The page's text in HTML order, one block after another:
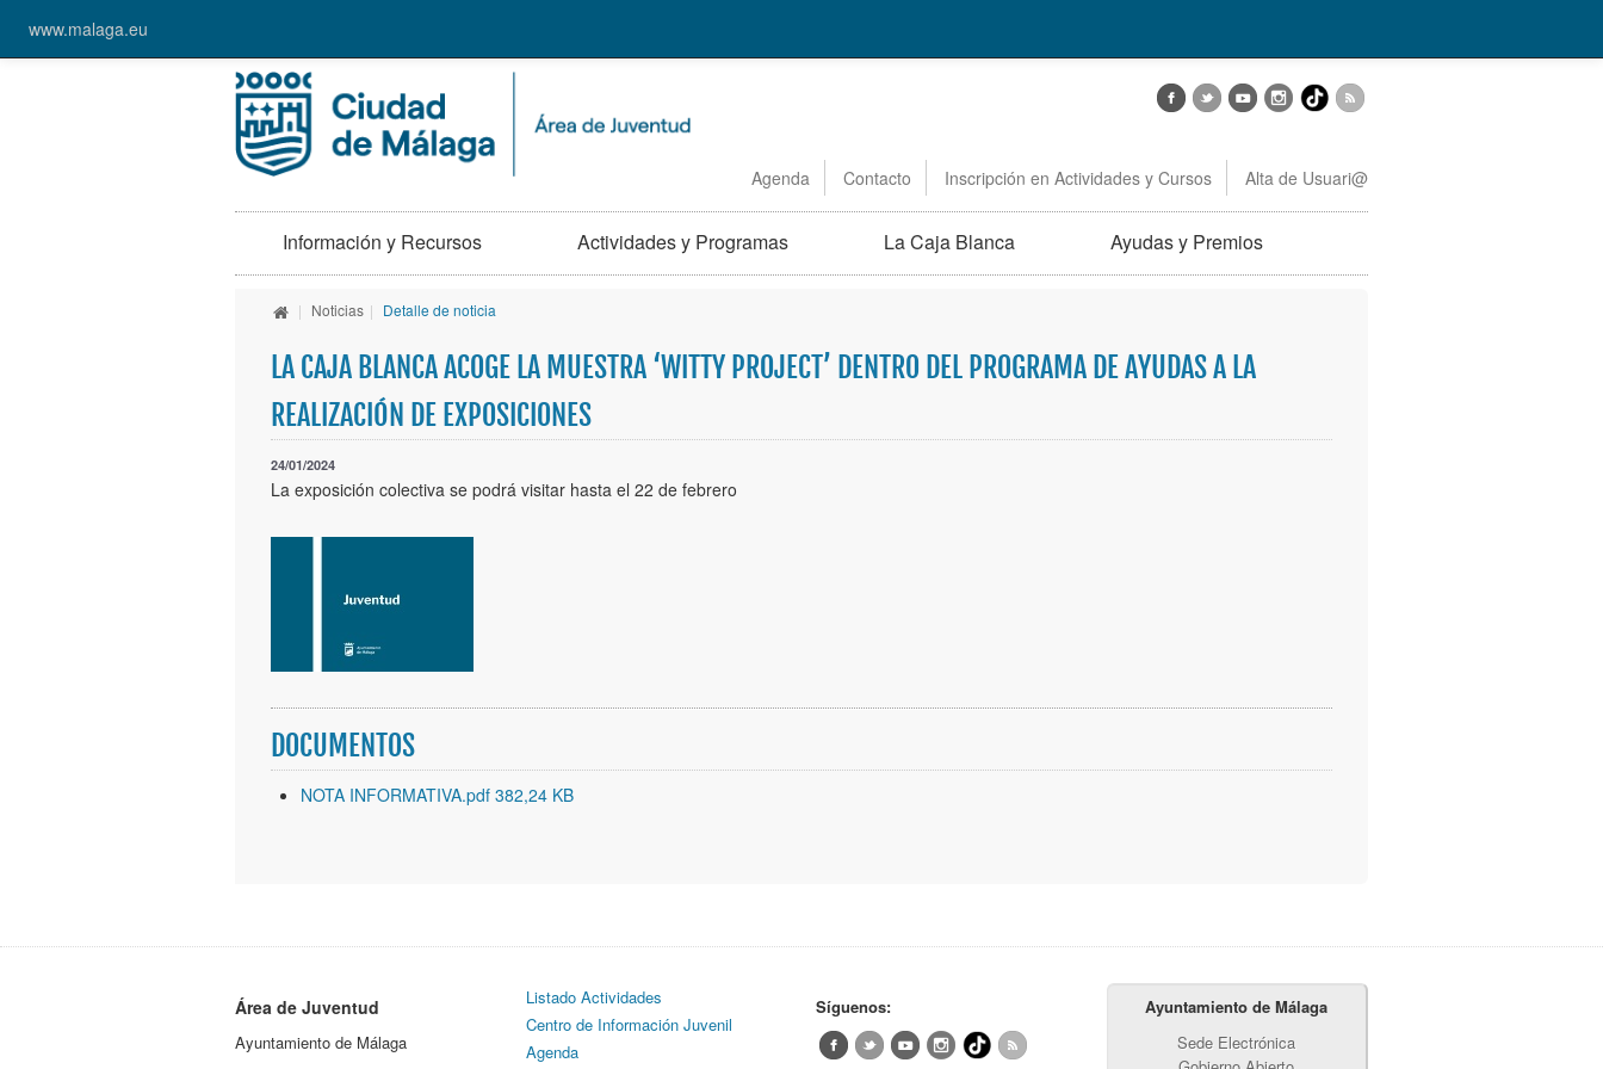
www.malaga.eu
Agenda Contacto Inscripción en Actividades y Cursos Alta de Usuari@
Información y Recursos Actividades y Programas La Caja Blanca Ayudas y Premios
| Noticias | Detalle de noticia
LA CAJA BLANCA ACOGE LA MUESTRA ‘WITTY PROJECT’ DENTRO DEL PROGRAMA DE AYUDAS A LA
REALIZACIÓN DE EXPOSICIONES
24/01/2024
La exposición colectiva se podrá visitar hasta el 22 de febrero
DOCUMENTOS
NOTA INFORMATIVA.pdf 382,24 KB
Área de Juventud
Ayuntamiento de Málaga
Listado Actividades
Centro de Información Juvenil
Agenda
Síguenos:
Ayuntamiento de Málaga
Sede Electrónica